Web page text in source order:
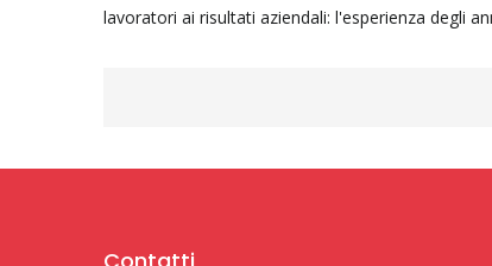
lavoratori ai risultati aziendali: l'esperienza degli